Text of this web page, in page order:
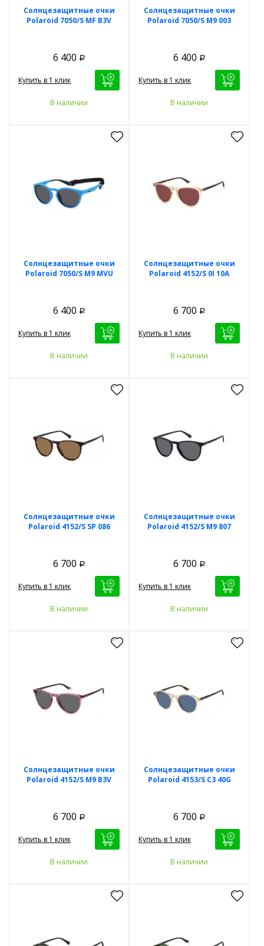
Солнцезащитные очки
Polaroid 7050/S MF B3V
6 400 Р
Купить в 1 клик
В наличии
Солнцезащитные очки
Polaroid 7050/S M9 003
6 400 Р
Купить в 1 клик
В наличии
Солнцезащитные очки
Polaroid 7050/S M9 MVU
6 400 Р
Купить в 1 клик
В наличии
Солнцезащитные очки
Polaroid 4152/S 0I 10A
6 700 Р
Купить в 1 клик
В наличии
Солнцезащитные очки
Polaroid 4152/S SP 086
6 700 Р
Купить в 1 клик
В наличии
Солнцезащитные очки
Polaroid 4152/S M9 807
6 700 Р
Купить в 1 клик
В наличии
Солнцезащитные очки
Polaroid 4152/S M9 B3V
6 700 Р
Купить в 1 клик
В наличии
Солнцезащитные очки
Polaroid 4153/S C3 40G
6 700 Р
Купить в 1 клик
В наличии